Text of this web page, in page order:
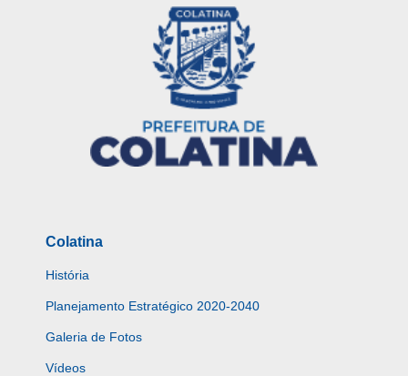
Colatina
História
Planejamento Estratégico 2020-2040
Galeria de Fotos
Vídeos